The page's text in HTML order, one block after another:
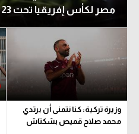
في المونديال
أمريكا
ركن الألعاب
مصر لكأس إفريقيا تحت 23 عاما
وزيرة تركية: كنا نتمنى أن يرتدي
محمد صلاح قميص بشكتاش